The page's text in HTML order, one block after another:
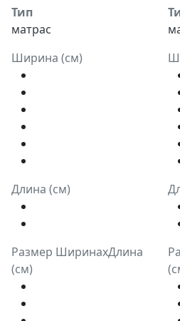
Тип
матрас
Ширина (см)
Длина (см)
Размер ШиринахДлина
(см)